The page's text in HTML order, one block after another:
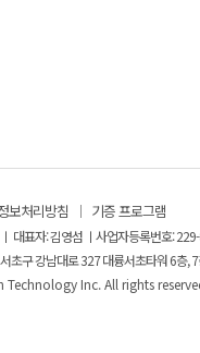
보처리방침 기증 프로그램
대표자: 김영섬 ㅣ사업자등록번호:
초구 강남대로 327 대륭서초타워 6층,
Inc. All rights